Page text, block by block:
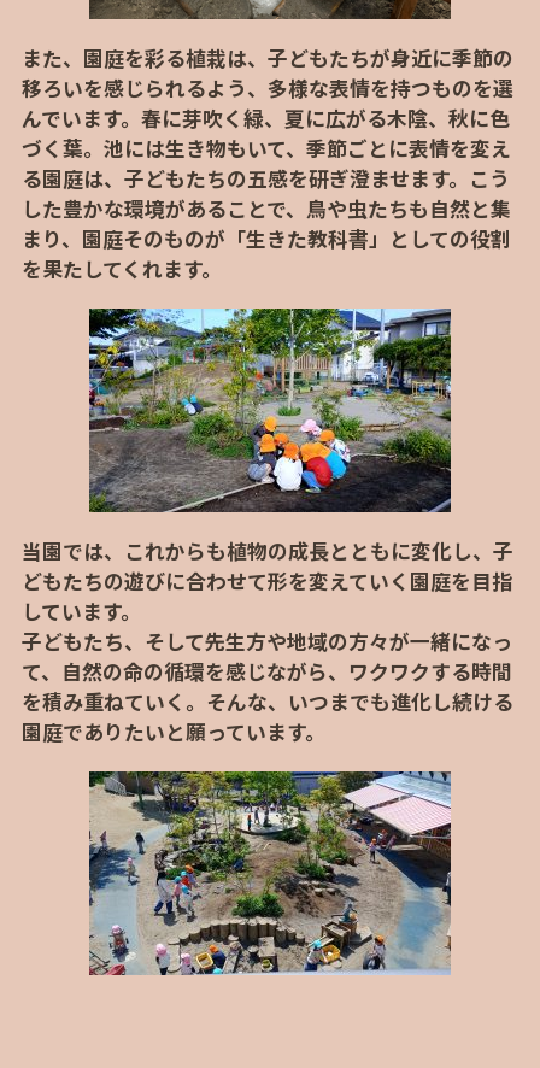
また、園庭を彩る植栽は、子どもたちが身近に季節の
移ろいを感じられるよう、多様な表情を持つものを選
んでいます。春に芽吹く緑、夏に広がる木陰、秋に色
づく葉。池には生き物もいて、季節ごとに表情を変え
る園庭は、子どもたちの五感を研ぎ澄ませます。こう
した豊かな環境があることで、鳥や虫たちも自然と集
まり、園庭そのものが「生きた教科書」としての役割
を果たしてくれます。
当園では、これからも植物の成長とともに変化し、子
どもたちの遊びに合わせて形を変えていく園庭を目指
しています。
子どもたち、そして先生方や地域の方々が一緒になっ
て、自然の命の循環を感じながら、ワクワクする時間
を積み重ねていく。そんな、いつまでも進化し続ける
園庭でありたいと願っています。